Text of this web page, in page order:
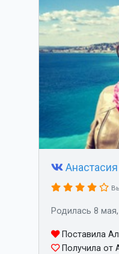
Родилась 8
Поставила
Получила от